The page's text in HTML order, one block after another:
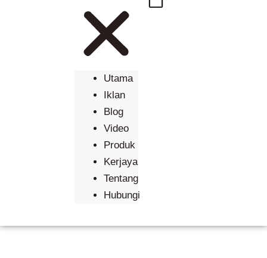
Utama
Iklan
Blog
Video
Produk
Kerjaya
Tentang
Hubungi